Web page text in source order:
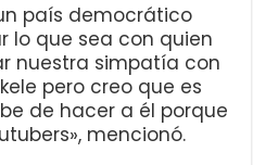
país democrático
lo que sea con quien
nuestra simpatía con
pero creo que es
de hacer a él porque
mencionó.